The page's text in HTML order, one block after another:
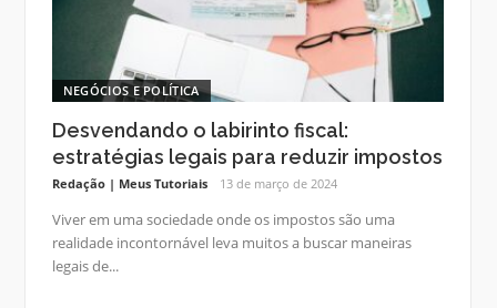
NEGÓCIOS E POLÍTICA
Desvendando o labirinto fiscal:
estratégias legais para reduzir impostos
Redação | Meus Tutoriais 13 de março de 2024
Viver em uma sociedade onde os impostos são uma
realidade incontornável leva muitos a buscar maneiras
legais de...